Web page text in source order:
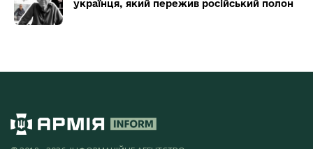
українця, який пережив російський полон